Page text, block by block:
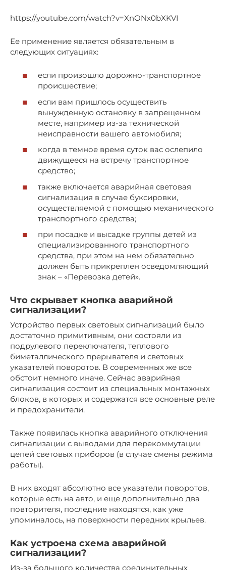
https://youtube.com/watch?v=XnONx0bXKVI
Ее применение является обязательным в
следующих ситуациях:
если произошло дорожно-транспортное
происшествие;
если вам пришлось осуществить
вынужденную остановку в запрещенном
месте, например из-за технической
неисправности вашего автомобиля;
когда в темное время суток вас ослепило
движущееся на встречу транспортное
средство;
также включается аварийная световая
сигнализация в случае буксировки,
осуществляемой с помощью механического
транспортного средства;
при посадке и высадке группы детей из
специализированного транспортного
средства, при этом на нем обязательно
должен быть прикреплен осведомляющий
знак – «Перевозка детей».
Что скрывает кнопка аварийной
сигнализации?
Устройство первых световых сигнализаций было
достаточно примитивным, они состояли из
подрулевого переключателя, теплового
биметаллического прерывателя и световых
указателей поворотов. В современных же все
обстоит немного иначе. Сейчас аварийная
сигнализация состоит из специальных монтажных
блоков, в которых и содержатся все основные реле
и предохранители.
Также появилась кнопка аварийного отключения
сигнализации с выводами для перекоммутации
цепей световых приборов (в случае смены режима
работы).
В них входят абсолютно все указатели поворотов,
которые есть на авто, и еще дополнительно два
повторителя, последние находятся, как уже
упоминалось, на поверхности передних крыльев.
Как устроена схема аварийной
сигнализации?
Из-за большого количества соединительных